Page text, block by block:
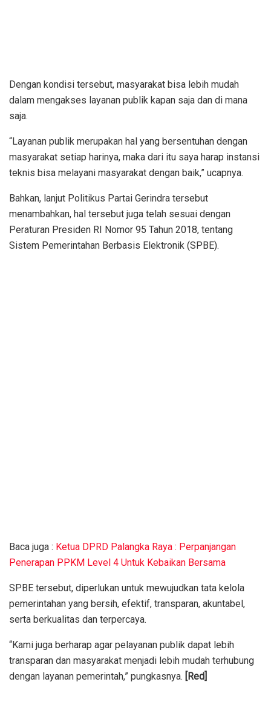
Dengan kondisi tersebut, masyarakat bisa lebih mudah
dalam mengakses layanan publik kapan saja dan di mana
saja.
“Layanan publik merupakan hal yang bersentuhan dengan
masyarakat setiap harinya, maka dari itu saya harap instansi
teknis bisa melayani masyarakat dengan baik,” ucapnya.
Bahkan, lanjut Politikus Partai Gerindra tersebut
menambahkan, hal tersebut juga telah sesuai dengan
Peraturan Presiden RI Nomor 95 Tahun 2018, tentang
Sistem Pemerintahan Berbasis Elektronik (SPBE).
Baca juga : Ketua DPRD Palangka Raya : Perpanjangan
Penerapan PPKM Level 4 Untuk Kebaikan Bersama
SPBE tersebut, diperlukan untuk mewujudkan tata kelola
pemerintahan yang bersih, efektif, transparan, akuntabel,
serta berkualitas dan terpercaya.
“Kami juga berharap agar pelayanan publik dapat lebih
transparan dan masyarakat menjadi lebih mudah terhubung
dengan layanan pemerintah,” pungkasnya. [Red]